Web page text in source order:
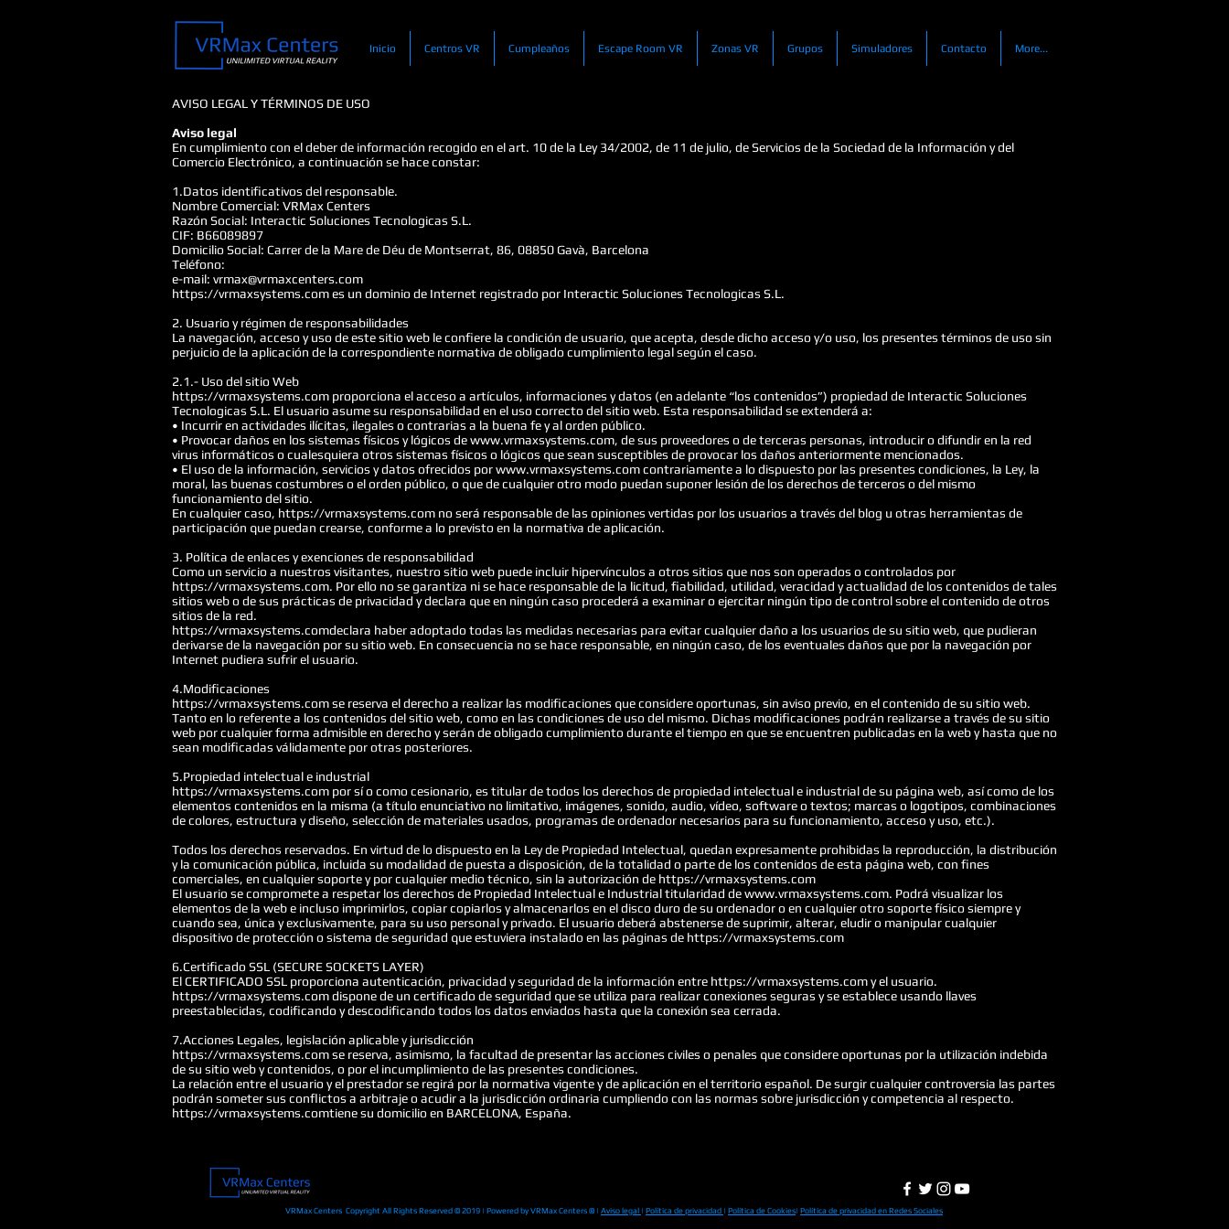
Inicio Centros VR Cumpleaños Escape Room VR Zonas VR Grupos Simuladores Contacto More...
AVISO LEGAL Y TÉRMINOS DE USO
Aviso legal
En cumplimiento con el deber de información recogido en el art. 10 de la Ley 34/2002, de 11 de julio, de Servicios de la Sociedad de la Información y del
Comercio Electrónico, a continuación se hace constar:
1.Datos identificativos del responsable.
Nombre Comercial: VRMax Centers
Razón Social: Interactic Soluciones Tecnologicas S.L.
CIF: B66089897
Domicilio Social: Carrer de la Mare de Déu de Montserrat, 86, 08850 Gavà, Barcelona
Teléfono:
e-mail: vrmax@vrmaxcenters.com
https://vrmaxsystems.comes un dominio de Internet registrado por Interactic Soluciones Tecnologicas S.L.
2. Usuario y régimen de responsabilidades
La navegación, acceso y uso de este sitio web le confiere la condición de usuario, que acepta, desde dicho acceso y/o uso, los presentes términos de uso sin
perjuicio de la aplicación de la correspondiente normativa de obligado cumplimiento legal según el caso.
2.1.- Uso del sitio Web
https://vrmaxsystems.com proporciona el acceso a artículos, informaciones y datos (en adelante “los contenidos”) propiedad de Interactic Soluciones
Tecnologicas S.L. El usuario asume su responsabilidad en el uso correcto del sitio web. Esta responsabilidad se extenderá a:
• Incurrir en actividades ilícitas, ilegales o contrarias a la buena fe y al orden público.
• Provocar daños en los sistemas físicos y lógicos de www.vrmaxsystems.com, de sus proveedores o de terceras personas, introducir o difundir en la red
virus informáticos o cualesquiera otros sistemas físicos o lógicos que sean susceptibles de provocar los daños anteriormente mencionados.
• El uso de la información, servicios y datos ofrecidos por www.vrmaxsystems.com contrariamente a lo dispuesto por las presentes condiciones, la Ley, la
moral, las buenas costumbres o el orden público, o que de cualquier otro modo puedan suponer lesión de los derechos de terceros o del mismo
funcionamiento del sitio.
En cualquier caso, https://vrmaxsystems.com no será responsable de las opiniones vertidas por los usuarios a través del blog u otras herramientas de
participación que puedan crearse, conforme a lo previsto en la normativa de aplicación.
3. Política de enlaces y exenciones de responsabilidad
Como un servicio a nuestros visitantes, nuestro sitio web puede incluir hipervínculos a otros sitios que nos son operados o controlados por
https://vrmaxsystems.com. Por ello no se garantiza ni se hace responsable de la licitud, fiabilidad, utilidad, veracidad y actualidad de los contenidos de tales
sitios web o de sus prácticas de privacidad y declara que en ningún caso procederá a examinar o ejercitar ningún tipo de control sobre el contenido de otros
sitios de la red.
https://vrmaxsystems.comdeclara haber adoptado todas las medidas necesarias para evitar cualquier daño a los usuarios de su sitio web, que pudieran
derivarse de la navegación por su sitio web. En consecuencia no se hace responsable, en ningún caso, de los eventuales daños que por la navegación por
Internet pudiera sufrir el usuario.
4.Modificaciones
https://vrmaxsystems.com se reserva el derecho a realizar las modificaciones que considere oportunas, sin aviso previo, en el contenido de su sitio web.
Tanto en lo referente a los contenidos del sitio web, como en las condiciones de uso del mismo. Dichas modificaciones podrán realizarse a través de su sitio
web por cualquier forma admisible en derecho y serán de obligado cumplimiento durante el tiempo en que se encuentren publicadas en la web y hasta que no
sean modificadas válidamente por otras posteriores.
5.Propiedad intelectual e industrial
https://vrmaxsystems.com por sí o como cesionario, es titular de todos los derechos de propiedad intelectual e industrial de su página web, así como de los
elementos contenidos en la misma (a título enunciativo no limitativo, imágenes, sonido, audio, vídeo, software o textos; marcas o logotipos, combinaciones
de colores, estructura y diseño, selección de materiales usados, programas de ordenador necesarios para su funcionamiento, acceso y uso, etc.).
Todos los derechos reservados. En virtud de lo dispuesto en la Ley de Propiedad Intelectual, quedan expresamente prohibidas la reproducción, la distribución
y la comunicación pública, incluida su modalidad de puesta a disposición, de la totalidad o parte de los contenidos de esta página web, con fines
comerciales, en cualquier soporte y por cualquier medio técnico, sin la autorización de https://vrmaxsystems.com
El usuario se compromete a respetar los derechos de Propiedad Intelectual e Industrial titularidad de www.vrmaxsystems.com. Podrá visualizar los
elementos de la web e incluso imprimirlos, copiar copiarlos y almacenarlos en el disco duro de su ordenador o en cualquier otro soporte físico siempre y
cuando sea, única y exclusivamente, para su uso personal y privado. El usuario deberá abstenerse de suprimir, alterar, eludir o manipular cualquier
dispositivo de protección o sistema de seguridad que estuviera instalado en las páginas de https://vrmaxsystems.com
6.Certificado SSL (SECURE SOCKETS LAYER)
El CERTIFICADO SSL proporciona autenticación, privacidad y seguridad de la información entre https://vrmaxsystems.com y el usuario.
https://vrmaxsystems.com dispone de un certificado de seguridad que se utiliza para realizar conexiones seguras y se establece usando llaves
preestablecidas, codificando y descodificando todos los datos enviados hasta que la conexión sea cerrada.
7.Acciones Legales, legislación aplicable y jurisdicción
https://vrmaxsystems.com se reserva, asimismo, la facultad de presentar las acciones civiles o penales que considere oportunas por la utilización indebida
de su sitio web y contenidos, o por el incumplimiento de las presentes condiciones.
La relación entre el usuario y el prestador se regirá por la normativa vigente y de aplicación en el territorio español. De surgir cualquier controversia las partes
podrán someter sus conflictos a arbitraje o acudir a la jurisdicción ordinaria cumpliendo con las normas sobre jurisdicción y competencia al respecto.
https://vrmaxsystems.comtiene su domicilio en BARCELONA, España.
VRMax Centers Copyright All Rights Reserved © 2019 | Powered by VRMax Centers ® | Aviso legal | Política de privacidad | Política de Cookies| Política de privacidad en Redes Sociales